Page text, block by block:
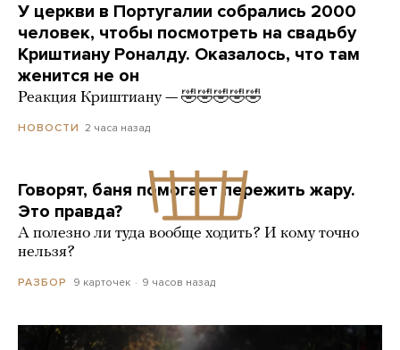
У церкви в Португалии собрались 2000
человек, чтобы посмотреть на свадьбу
Криштиану Роналду. Оказалось, что там
женится не он
Реакция Криштиану — 🤣🤣🤣🤣🤣
НОВОСТИ 2 часа назад
Говорят, баня помогает пережить жару.
Это правда?
А полезно ли туда вообще ходить? И кому точно
нельзя?
РАЗБОР 9 карточек 9 часов назад